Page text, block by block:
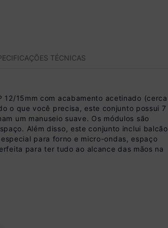
TÉCNICAS
12/15mm com acabamento acetinado (cerca
o que você precisa, este conjunto possui 7
um manuseio suave. Os módulos são
Além disso, este conjunto inclui balcão
para forno e micro-ondas, espaço
para ter tudo ao alcance das mãos na